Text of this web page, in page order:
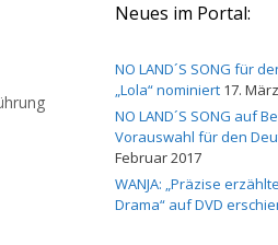
Neues im Portal:
NO LAND´S SONG für
„Lola“ nominiert 17.
NO LAND´S SONG auf
Vorauswahl für den
Februar 2017
WANJA: „Präzise
Drama“ auf DVD